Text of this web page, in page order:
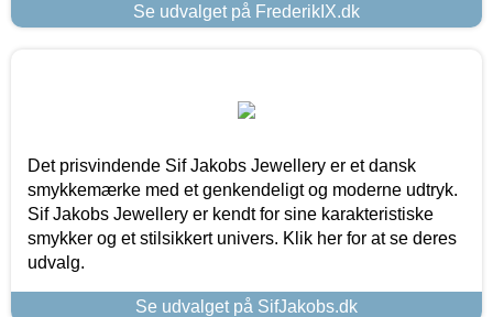
Se udvalget på FrederikIX.dk
Det prisvindende Sif Jakobs Jewellery er et dansk
smykkemærke med et genkendeligt og moderne udtryk.
Sif Jakobs Jewellery er kendt for sine karakteristiske
smykker og et stilsikkert univers. Klik her for at se deres
udvalg.
Se udvalget på SifJakobs.dk